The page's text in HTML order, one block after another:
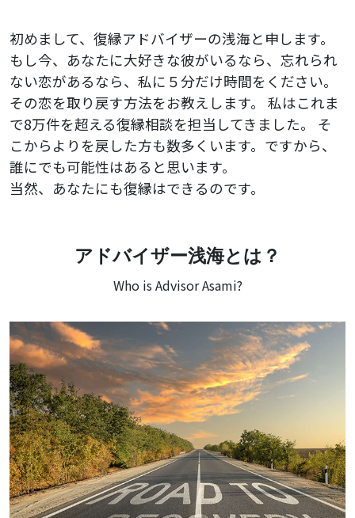
初めまして、復縁アドバイザーの浅海と申します。
もし今、あなたに大好きな彼がいるなら、忘れられ
ない恋があるなら、私に５分だけ時間をください。
その恋を取り戻す方法をお教えします。
私はこれま
で8万件を超える復縁相談を担当してきました。
そ
こからよりを戻した方も数多くいます。ですから、
誰にでも可能性はあると思います。
当然、あなたにも復縁はできるのです。
アドバイザー浅海とは？
Who is Advisor Asami?